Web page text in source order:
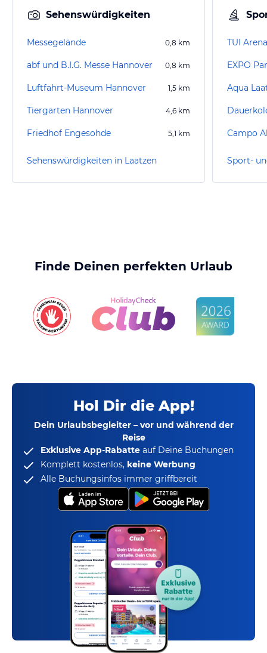
Sehenswürdigkeiten
Messegelände 0,8 km
abf und B.I.G. Messe Hannover 0,8 km
Luftfahrt-Museum Hannover 1,5 km
Tiergarten Hannover 4,6 km
Friedhof Engesohde 5,1 km
Sehenswürdigkeiten in Laatzen
TUI Arena
EXPO
Aqua
Campo
Sport-
Finde Deinen perfekten Urlaub
Hol Dir die App!
Dein Urlaubsbegleiter – vor und während der
Reise
Exklusive App-Rabatte auf Deine Buchungen
Komplett kostenlos, keine Werbung
Alle Buchungsinfos immer griffbereit